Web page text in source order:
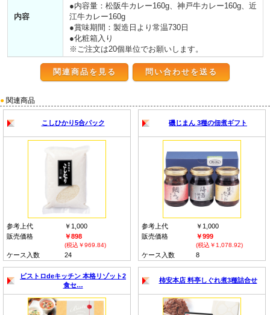
内容
●内容量：松阪牛カレー160g、神戸牛カレー160g、近
江牛カレー160g
●賞味期間：製造日より常温730日
●化粧箱入り
※ご注文は20個単位でお願いします。
関連商品を見る
● 関連商品
こしひかり5合パック
参考上代
￥1,000
販売価格
￥898
(税込￥969.84)
ケース入数 24
磯じまん 3種の佃煮ギフト
参考上代
￥1,000
販売価格
￥999
(税込￥1,078.92)
ケース入数 8
ビストロdeキッチン 本格リゾット2
食セ…
柿安本店 料亭しぐれ煮3種詰合せ